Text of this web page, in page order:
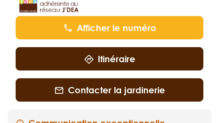
Afficher le numéro
Itinéraire
Contacter la jardinerie